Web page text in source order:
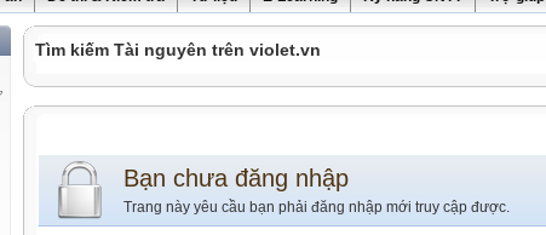
Tìm kiếm Tài nguyên trên violet.vn
Bạn chưa đăng nhập
Trang này yêu cầu bạn phải đăng nhập mới truy cập được.